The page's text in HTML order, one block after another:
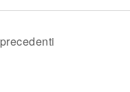
precedenti